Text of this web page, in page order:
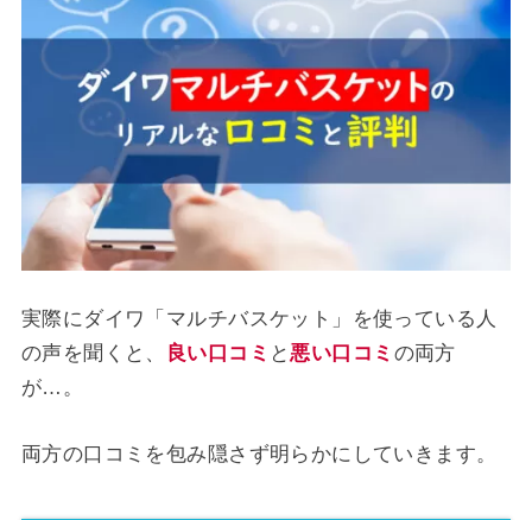
実際にダイワ「マルチバスケット」を使っている人
の声を聞くと、
良い口コミ と 悪い口コミ の両方
が…。
両方の口コミを包み隠さず明らかにしていきます。